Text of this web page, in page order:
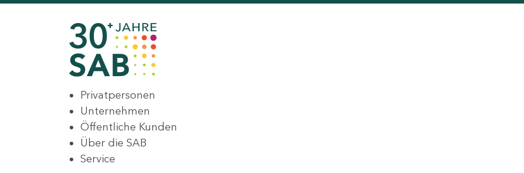
Privatpersonen
Unternehmen
Öffentliche Kunden
Über die SAB
Service